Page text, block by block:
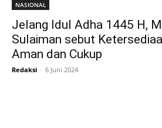
NASIONAL
Jelang Idul Adha 1445 H,
Sulaiman sebut
Aman dan Cukup
Redaksi - 6 Juni 2024